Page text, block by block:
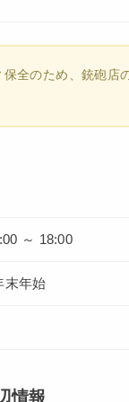
全のため、銃砲店
～ 18:00
末年始
情報